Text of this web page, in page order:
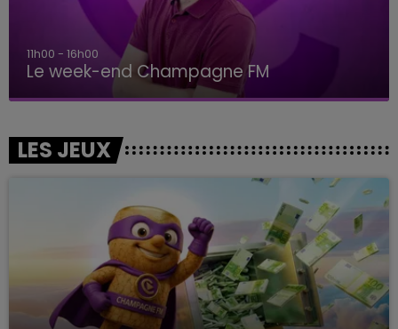
11h00 - 16h00
Le week-end Champagne FM
LES JEUX